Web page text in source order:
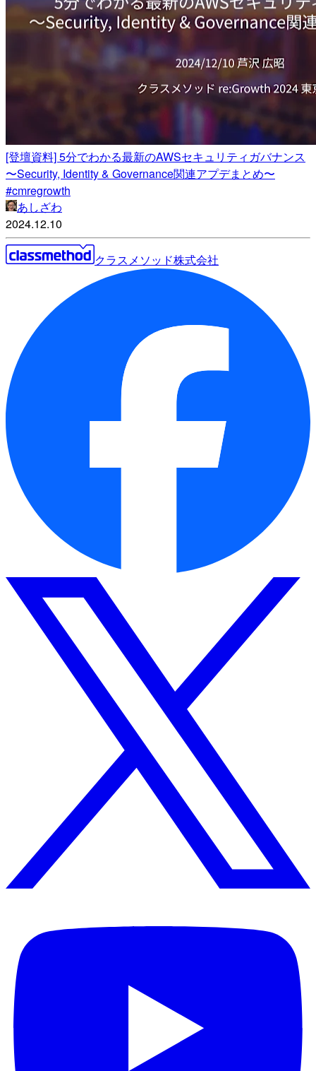
[登壇資料] 5分でわかる最新のAWSセキュリティガバナンス
〜Security, Identity & Governance関連アプデまとめ〜
#cmregrowth
あしざわ
2024.12.10
クラスメソッド株式会社